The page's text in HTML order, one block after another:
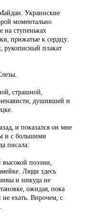
Украинские
моментально
на ступеньках
прижатые к сердцу.
рукописный плакат
страшной,
душившей и
и показался он мне
и с большими
писала:
поэзии,
Люди здесь
и никуда не
ожидая, пока
ехать. Впрочем, с